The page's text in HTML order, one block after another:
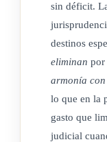
sin déficit.
destinos
eliminan por
armonía
lo que en la
gasto que
judicial